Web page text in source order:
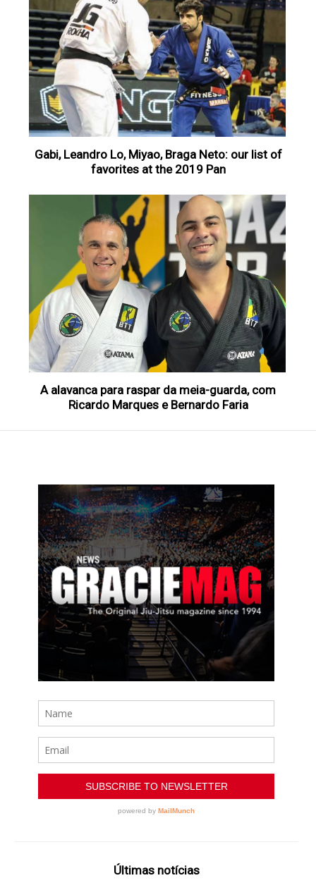
Gabi, Leandro Lo, Miyao, Braga Neto: our list of
favorites at the 2019 Pan
A alavanca para raspar da meia-guarda, com
Ricardo Marques e Bernardo Faria
Últimas notícias